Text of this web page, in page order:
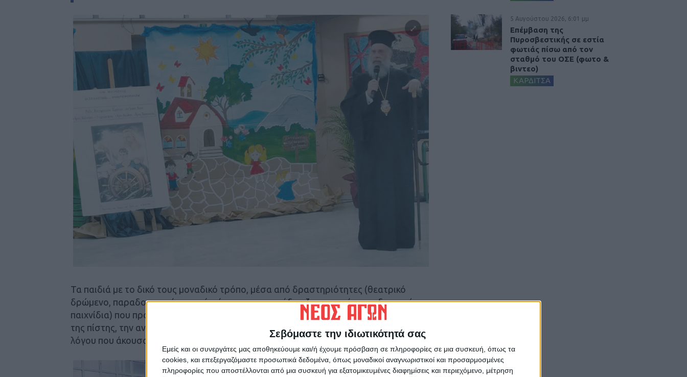
Σεβόμαστε την ιδιωτικότητά σας
Εμείς και οι συνεργάτες μας αποθηκεύουμε και/ή έχουμε πρόσβαση σε πληροφορίες σε μια συσκευή, όπως τα
cookies, και επεξεργαζόμαστε προσωπικά δεδομένα, όπως μοναδικοί αναγνωριστικοί και προσαρμοσμένες
πληροφορίες που αποστέλλονται από μια συσκευή για εξατομικευμένες διαφημίσεις και περιεχόμενο, μέτρηση
Τα παιδιά με το δικό τους μοναδικό τρόπο, μέσα από δραστηριότητες (θεατρικό
δρώμενο, παραδοσιακούς χορούς, ύμνους – τραγούδια, ζωγραφική, παραδοσιακά
παιχνίδια) που πραγματοποιούνται στα κατηχητικά σχολεία, μετέφεραν τη ζωντάνια
της πίστης, την αναστάσιμη χαρά που βίωσαν και φέτος, τη γλύκα του Ευαγγελικού
λόγου που άκουσαν.
5 Αυγούστου 2026, 6:01 μμ
Επέμβαση της
Πυροσβεστικής σε εστία
φωτιάς πίσω από τον
σταθμό του ΟΣΕ (φωτο &
βιντεο)
ΚΑΡΔΙΤΣΑ